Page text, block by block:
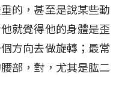
的，甚至是說某些動
就覺得他的身體是歪
方向去做旋轉；最常
部，對，尤其是肱二